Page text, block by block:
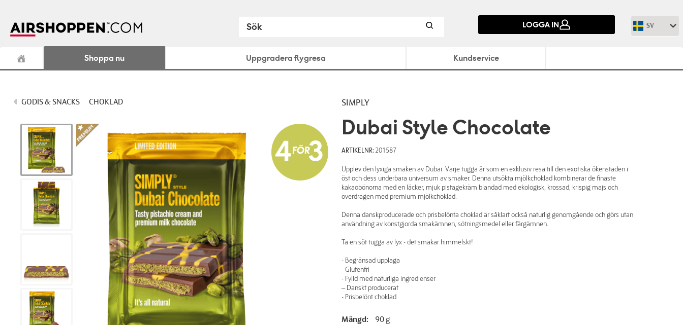
LOGGA IN SV
Shoppa nu Uppgradera flygresa Kundservice
GODIS & SNACKS CHOKLAD SIMPLY
Dubai Style Chocolate
ARTIKELNR: 201587
Upplev den lyxiga smaken av Dubai. Varje tugga är som en exklusiv resa till den exotiska ökenstaden i
öst och dess underbara universum av smaker. Denna utsökta mjölkchoklad kombinerar de finaste
kakaobönorna med en läcker, mjuk pistagekräm blandad med ekologisk, krossad, krispig majs och
överdragen med premium mjölkchoklad.
Denna danskproducerade och prisbelönta choklad är såklart också naturlig genomgående och görs utan
användning av konstgjorda smakämnen, sötningsmedel eller färgämnen.
Ta en söt tugga av lyx - det smakar himmelskt!
- Begränsad upplaga
- Glutenfri
- Fylld med naturliga ingredienser
– Danskt producerat
- Prisbelönt choklad
Mängd: 90 g